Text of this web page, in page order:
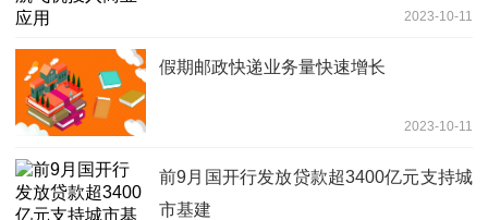
2023-10-11
假期邮政快递业务量快速增长
2023-10-11
前9月国开行发放贷款超3400亿元支持城
市基建